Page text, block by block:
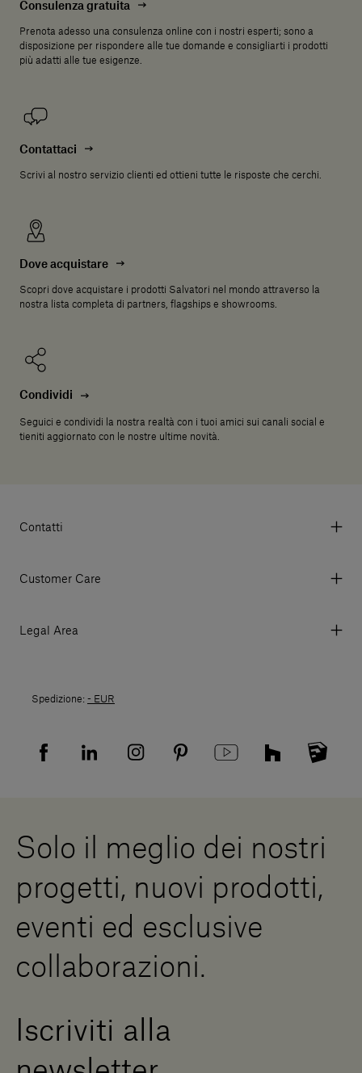
Consulenza gratuita
Prenota adesso una consulenza online con i nostri esperti; sono a
disposizione per rispondere alle tue domande e consigliarti i prodotti
più adatti alle tue esigenze.
Contattaci
Scrivi al nostro servizio clienti ed ottieni tutte le risposte che cerchi.
Dove acquistare
Scopri dove acquistare i prodotti Salvatori nel mondo attraverso la
nostra lista completa di partners, flagships e showrooms.
Condividi
Seguici e condividi la nostra realtà con i tuoi amici sui canali social e
tieniti aggiornato con le nostre ultime novità.
Contatti
Tel. +39 0584 769200 - P.IVA 01748630462
© 2026 Salvatori
Customer Care
I miei ordini
Mappa del sito
Diventa un rivenditore
Press Area
Legal Area
Politica di Reso
Informativa Privacy fornitori
Spedizione: - EUR
Solo il meglio dei nostri
progetti, nuovi prodotti,
eventi ed esclusive
collaborazioni.
Iscriviti alla